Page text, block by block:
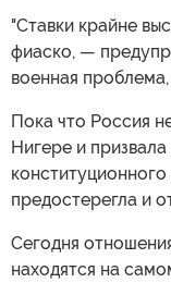
"Ставки крайне
фиаско, —
военная проблема,
Пока что Россия
Нигере и
предостерегла и
Сегодня
находятся на